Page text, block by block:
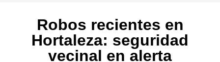
Robos recientes en
Hortaleza: seguridad
vecinal en alerta